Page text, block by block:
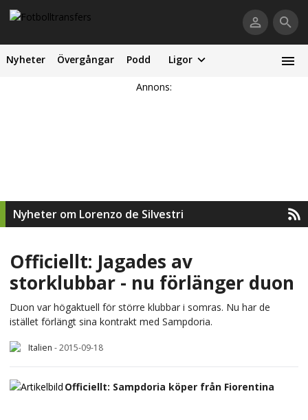
Nyheter Övergångar Podd Ligor
Annons:
Nyheter om Lorenzo de Silvestri
Officiellt: Jagades av
storklubbar - nu förlänger duon
Duon var högaktuell för större klubbar i somras. Nu har de
istället förlängt sina kontrakt med Sampdoria.
Italien -2015-09-18
Officiellt: Sampdoria köper från Fiorentina